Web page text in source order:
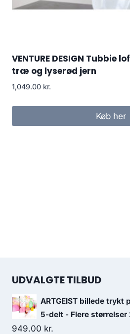
VENTURE DESIGN Tubbie
træ og lyserød jern
1,049.00 kr.
Køb her
UDVALGTE TILBUD
ARTGEIST billede
5-delt - Flere størrelser
949.00 kr.